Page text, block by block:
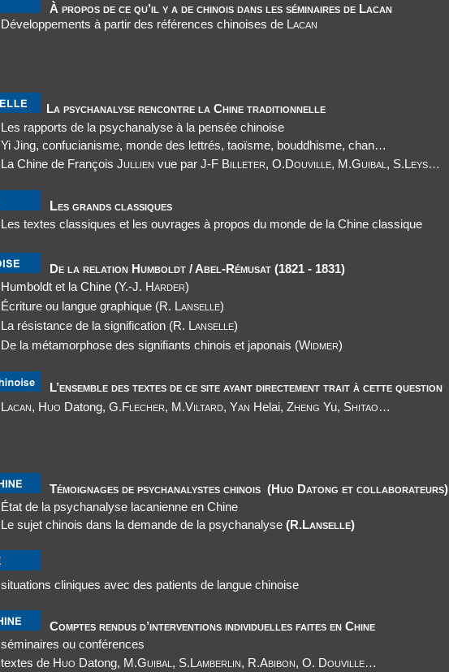
À propos de ce qu’il y a de chinois dans les séminaires de Lacan
Développements à partir des références chinoises de Lacan
La psychanalyse rencontre la Chine traditionnelle
Les rapports de la psychanalyse à la pensée chinoise
Yi Jing, confucianisme, monde des lettrés, taoïsme, bouddhisme, chan…
La Chine de François Jullien vue par J-F Billeter, O.Douville, M.Guibal, S.Leys…
Les grands classiques
Les textes classiques et les ouvrages à propos du monde de la Chine classique
De la relation Humboldt / Abel-Rémusat (1821 - 1831)
Humboldt et la Chine (Y.-J. Harder)
Écriture ou langue graphique (R. Lanselle)
La résistance de la signification (R. Lanselle)
De la métamorphose des signifiants chinois et japonais (Widmer)
L’ensemble des textes de ce site ayant directement trait à cette question
Lacan, Huo Datong, G.Flecher, M.Viltard, Yan Helai, Zheng Yu, Shitao…
Témoignages de psychanalystes chinois (Huo Datong et collaborateurs)
État de la psychanalyse lacanienne en Chine
Le sujet chinois dans la demande de la psychanalyse (R.Lanselle)
situations cliniques avec des patients de langue chinoise
Comptes rendus d’interventions individuelles faites en Chine
séminaires ou conférences
textes de Huo Datong, M.Guibal, S.Lamberlin, R.Abibon, O. Douville…